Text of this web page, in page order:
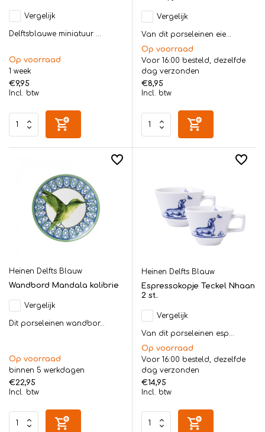
Vergelijk
Delftsblauwe miniatuur ...
Op voorraad
1 week
€9,95
Incl. btw
Vergelijk
Van dit porseleinen eie...
Op voorraad
Voor 16:00 besteld, dezelfde
dag verzonden
€8,95
Incl. btw
Heinen Delfts Blauw
Wandbord Mandala kolibrie
Vergelijk
Dit porseleinen wandbor...
Op voorraad
binnen 5 werkdagen
€22,95
Incl. btw
Heinen Delfts Blauw
Espressokopje Teckel Nhaan
2 st.
Vergelijk
Van dit porseleinen esp...
Op voorraad
Voor 16:00 besteld, dezelfde
dag verzonden
€14,95
Incl. btw